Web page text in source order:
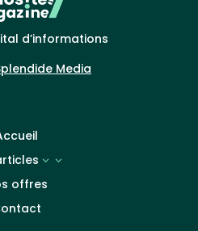
d’informations
Media
3
offres